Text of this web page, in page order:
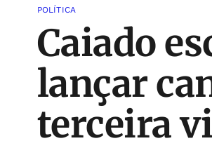
POLÍTICA
Caiado
lançar
terceira